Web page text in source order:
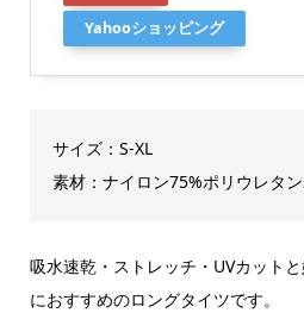
Yahooショッピング
サイズ：S-XL
素材：ナイロン75%ポリウレタ
吸水速乾・ストレッチ・UVカット
におすすめのロングタイツです。